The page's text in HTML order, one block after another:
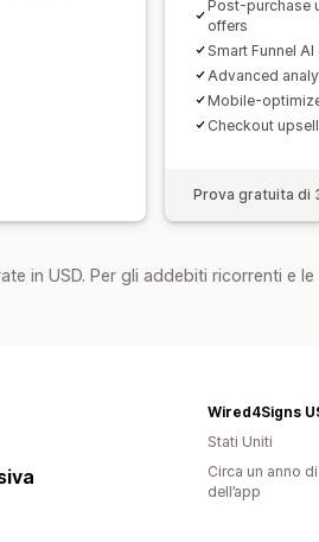
Post-purchase
offers
Smart Funnel
Advanced
Mobile-
Checkout
Prova gratuita di
in USD. Per gli addebiti ricorrenti e
Wired4Signs
Stati Uniti
Circa un anno
dell’app